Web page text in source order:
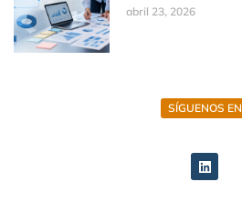
abril 23, 2026
SÍGUENOS EN